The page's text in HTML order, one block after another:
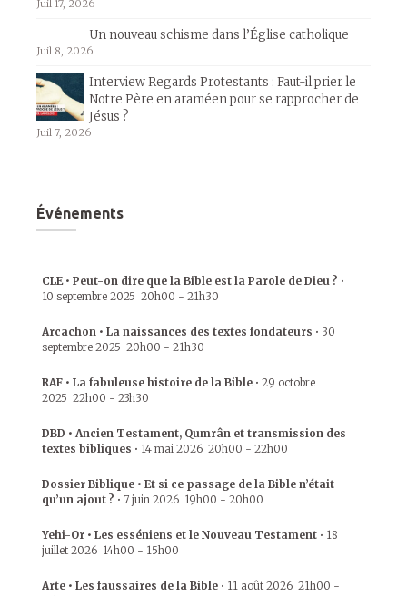
Juil 17, 2026
Un nouveau schisme dans l’Église catholique
Juil 8, 2026
Interview Regards Protestants : Faut-il prier le
Notre Père en araméen pour se rapprocher de
Jésus ?
Juil 7, 2026
Événements
CLE • Peut-on dire que la Bible est la Parole de Dieu ? •
10 septembre 2025 20h00 - 21h30
Arcachon • La naissances des textes fondateurs • 30
septembre 2025 20h00 - 21h30
RAF • La fabuleuse histoire de la Bible • 29 octobre
2025 22h00 - 23h30
DBD • Ancien Testament, Qumrân et transmission des
textes bibliques • 14 mai 2026 20h00 - 22h00
Dossier Biblique • Et si ce passage de la Bible n’était
qu’un ajout ? • 7 juin 2026 19h00 - 20h00
Yehi-Or • Les esséniens et le Nouveau Testament • 18
juillet 2026 14h00 - 15h00
Arte • Les faussaires de la Bible • 11 août 2026 21h00 -